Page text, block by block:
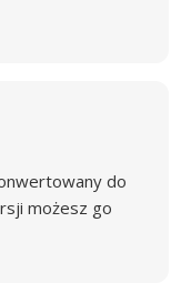
do
możesz go